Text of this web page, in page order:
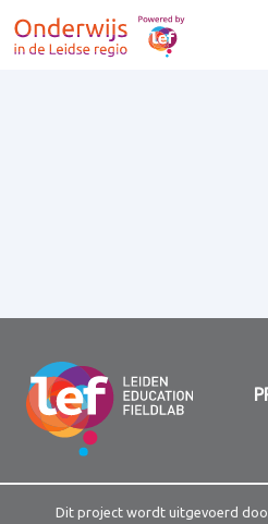
Dit project wordt uitgevoerd